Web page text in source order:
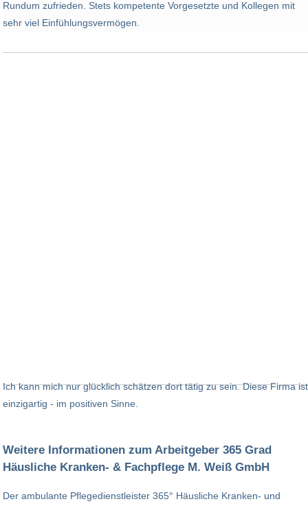
Rundum zufrieden. Stets kompetente Vorgesetzte und Kollegen mit
sehr viel Einfühlungsvermögen.
Ich kann mich nur glücklich schätzen dort tätig zu sein. Diese Firma ist
einzigartig - im positiven Sinne.
Weitere Informationen zum Arbeitgeber 365 Grad
Häusliche Kranken- & Fachpflege M. Weiß GmbH
Der ambulante Pflegedienstleister 365° Häusliche Kranken- und